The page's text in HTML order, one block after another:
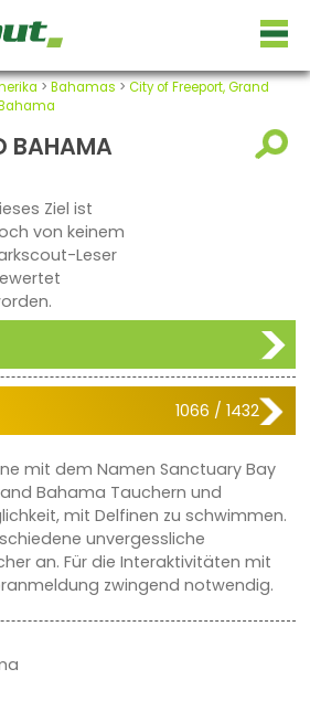
> Bahamas > City of Freeport, Grand
BAHAMA
Ziel ist
von keinem
Leser
1066 / 1432
mit dem Namen Sanctuary Bay
Bahama Tauchern und
mit Delfinen zu schwimmen.
unvergessliche
an. Für die Interaktivitäten mit
zwingend notwendig.